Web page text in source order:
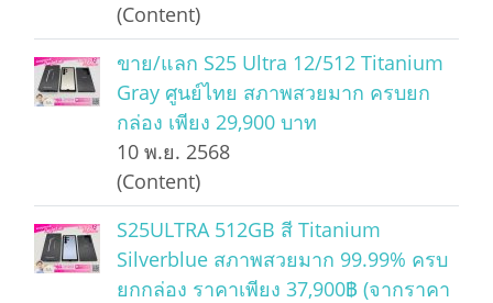
(Content)
ขาย/แลก S25 Ultra 12/512 Titanium
Gray ศูนย์ไทย สภาพสวยมาก ครบยก
กล่อง เพียง 29,900 บาท
10 พ.ย. 2568
(Content)
S25ULTRA 512GB สี Titanium
Silverblue สภาพสวยมาก 99.99% ครบ
ยกกล่อง ราคาเพียง 37,900฿ (จากราคา